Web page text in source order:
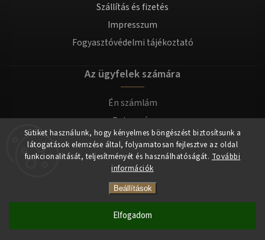
Sütiket használunk, hogy kényelmes böngészést biztosítsunk a
látogatások elemzése által, folyamatosan fejlesztve az oldal
funkcionalitását, teljesítményét és használhatóságát. További
információk
Beállítások
Elfogadom
Szállítás és fizetés
Impresszum
Fogyasztóvédelmi tájékoztató
Az ügyfelek számára
Én számlám
Bejegyzés
Bejelentkezés
Copyright 2026tomilla.hu. Minden jog fenntartva.